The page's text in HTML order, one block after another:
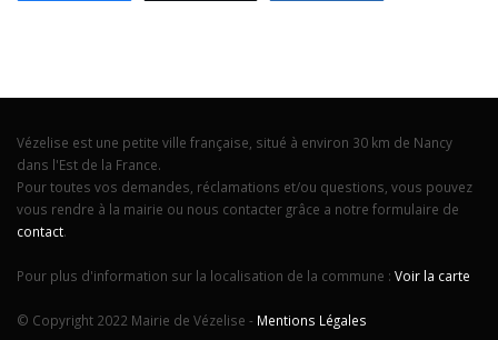
Vézelise est une petite ville française, situé à environ 30 km de Nancy
dans l'Est de la France.
Pour toutes vos demandes, réclamations et/ou questions, vous pouvez
vous rendre à la mairie ou nous contacter grâce a notre formulaire de
contact.
Pour plus d'information sur la localisation de la commune : Voir la carte
© Copyright 2022 Mairie de Vézelise - Mentions Légales